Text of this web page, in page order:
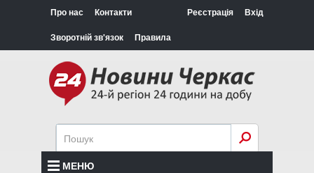
Про нас Контакти
Зворотній зв'язок Правила
Реєстрація Вхід
МЕНЮ